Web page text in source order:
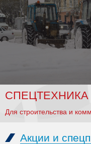
СПЕЦТЕХНИКА
Для строительства и
Акции и